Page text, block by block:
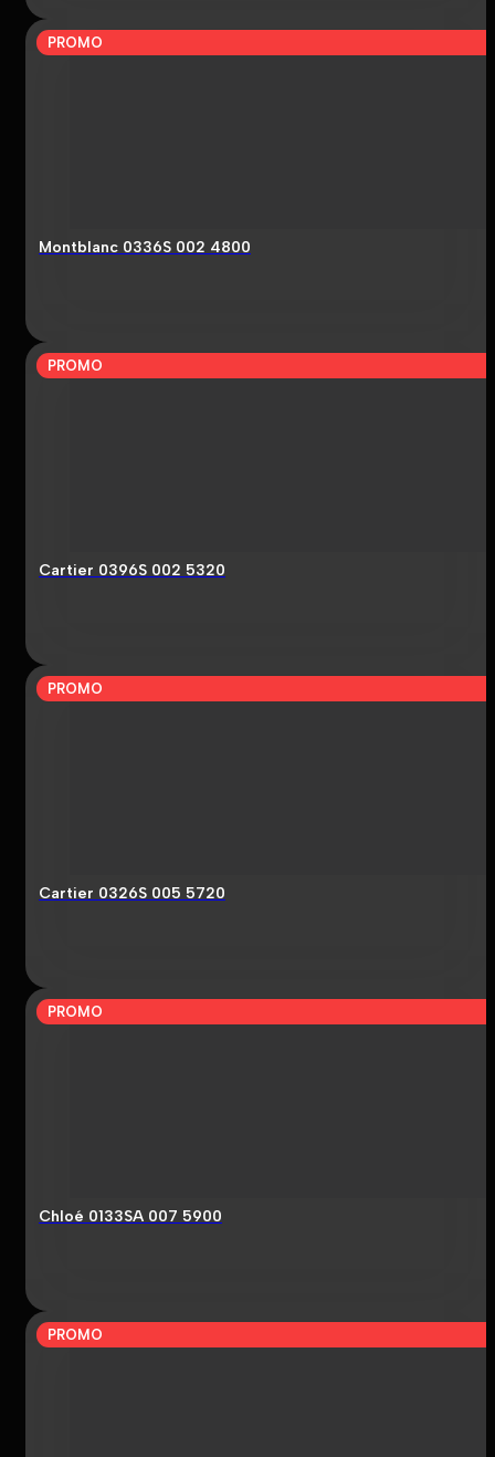
PROMO
Montblanc 0336S 002 4800
PROMO
Cartier 0396S 002 5320
PROMO
Cartier 0326S 005 5720
PROMO
Chloé 0133SA 007 5900
PROMO